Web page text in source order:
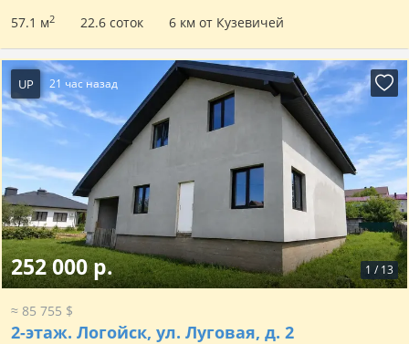
57.1 м2 22.6 соток 6 км от Кузевичей
UP 21 час назад
1 / 13
252 000 р.
≈ 85 755 $
2-этаж. Логойск, ул. Луговая, д. 2